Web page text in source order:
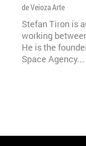
de Veioza Arte
Stefan Tiron is
working
He is the
Space Agency...